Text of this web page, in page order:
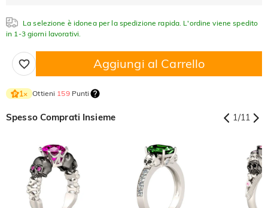
La selezione è idonea per la spedizione rapida. L'ordine viene spedito
in 1-3 giorni lavorativi.
Aggiungi al Carrello
1× Ottieni 159Punti
Spesso Comprati Insieme 1/11